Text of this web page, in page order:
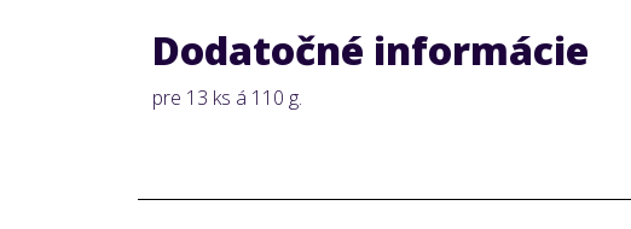
Dodatočné informácie
pre 13 ks á 110 g.